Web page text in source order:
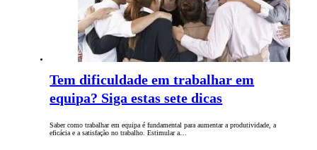
Tem dificuldade em trabalhar em
equipa? Siga estas sete dicas
Saber como trabalhar em equipa é fundamental para aumentar a produtividade, a
eficácia e a satisfação no trabalho. Estimular a…